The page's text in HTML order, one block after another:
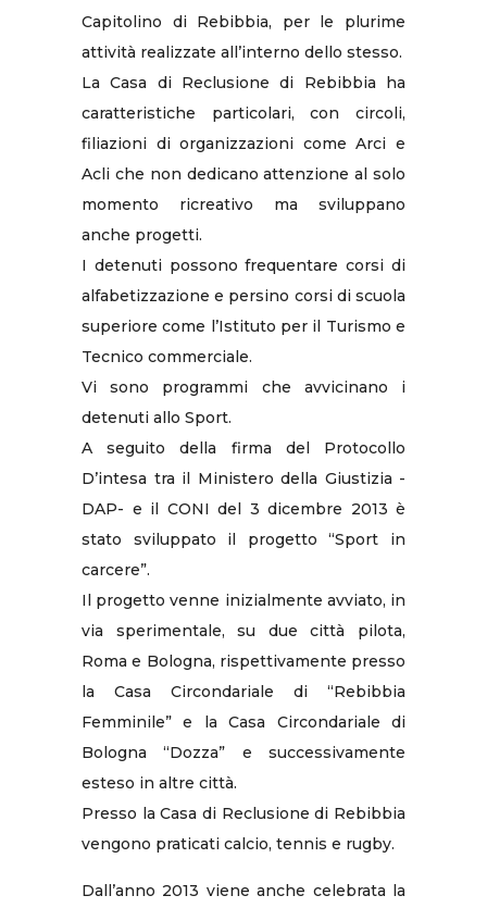
Capitolino di Rebibbia, per le plurime
attività realizzate all’interno dello stesso.
La Casa di Reclusione di Rebibbia ha
caratteristiche particolari, con circoli,
filiazioni di organizzazioni come Arci e
Acli che non dedicano attenzione al solo
momento ricreativo ma sviluppano
anche progetti.
I detenuti possono frequentare corsi di
alfabetizzazione e persino corsi di scuola
superiore come l’Istituto per il Turismo e
Tecnico commerciale.
Vi sono programmi che avvicinano i
detenuti allo Sport.
A seguito della firma del Protocollo
D’intesa tra il Ministero della Giustizia -
DAP- e il CONI del 3 dicembre 2013 è
stato sviluppato il progetto “Sport in
carcere”.
Il progetto venne inizialmente avviato, in
via sperimentale, su due città pilota,
Roma e Bologna, rispettivamente presso
la Casa Circondariale di “Rebibbia
Femminile” e la Casa Circondariale di
Bologna “Dozza” e successivamente
esteso in altre città.
Presso la Casa di Reclusione di Rebibbia
vengono praticati calcio, tennis e rugby.
Dall’anno 2013 viene anche celebrata la